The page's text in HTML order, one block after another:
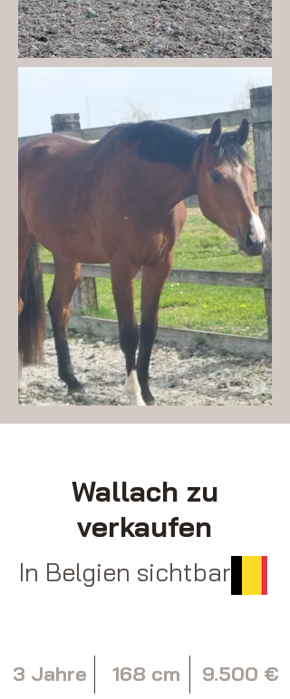
Wallach zu
verkaufen
In Belgien sichtbar
3 Jahre 168 cm 9.500 €